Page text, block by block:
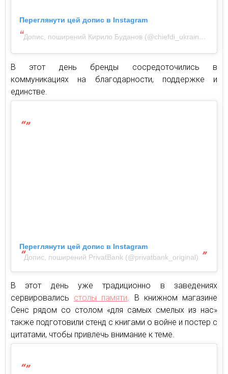
Переглянути цей допис в Instagram
Допис, поширений Кирило Буданов (@chiefdi_ukraine)
В этот день бренды сосредоточились в
коммуникациях на благодарности, поддержке и
единстве.
Переглянути цей допис в Instagram
Допис, поширений PrivatBank (@privatbank_original)
В этот день уже традиционно в заведениях
сервировались столы памяти . В книжном магазине
Сенс рядом со столом «для самых смелых из нас»
также подготовили стенд с книгами о войне и постер с
цитатами, чтобы привлечь внимание к теме.